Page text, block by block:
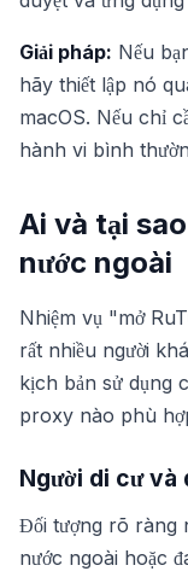
Giải pháp: Nếu
hãy thiết lập nó
macOS. Nếu chỉ
hành vi bình
Ai và tại
nước ngoài
Nhiệm vụ "mở
rất nhiều người
kịch bản sử dụng
proxy nào phù
Người di cư và
Đối tượng rõ ràng
nước ngoài hoặc